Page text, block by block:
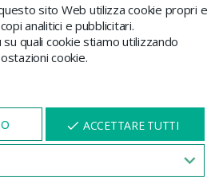
sito Web utilizza cookie propri e
analitici e pubblicitari.
quali cookie stiamo utilizzando
cookie.
ACCETTARE TUTTI
IL NOSTRO SITO
PER 5 MINUTI E QUI
UNOSCONTO